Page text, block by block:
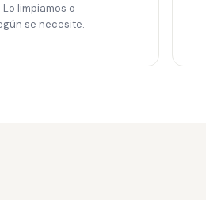
limpiamos o
se necesite.